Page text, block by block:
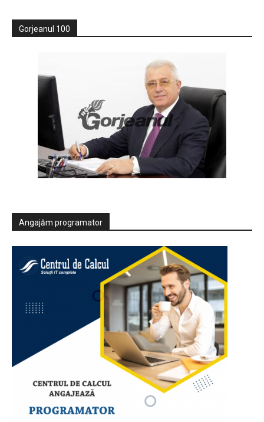
Gorjeanul 100
Angajăm programator